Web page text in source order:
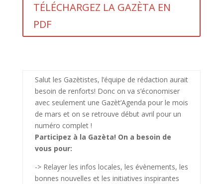
TÉLÉCHARGEZ LA GAZÈTA EN
PDF
Salut les Gazètistes, l’équipe de rédaction aurait
besoin de renforts! Donc on va s’économiser
avec seulement une Gazèt’Agenda pour le mois
de mars et on se retrouve début avril pour un
numéro complet !
Participez à la Gazèta! On a besoin de
vous pour:
-> Relayer les infos locales, les évènements, les
bonnes nouvelles et les initiatives inspirantes